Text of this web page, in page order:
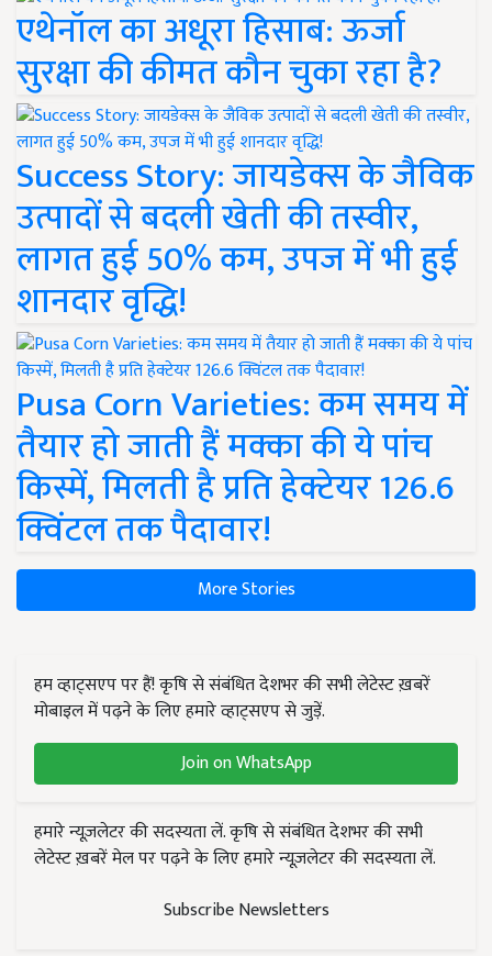
एथेनॉल का अधूरा हिसाब: ऊर्जा
सुरक्षा की कीमत कौन चुका रहा है?
Success Story: जायडेक्स के जैविक
उत्पादों से बदली खेती की तस्वीर,
लागत हुई 50% कम, उपज में भी हुई
शानदार वृद्धि!
Pusa Corn Varieties: कम समय में
तैयार हो जाती हैं मक्का की ये पांच
किस्में, मिलती है प्रति हेक्टेयर 126.6
क्विंटल तक पैदावार!
More Stories
हम व्हाट्सएप पर हैं! कृषि से संबंधित देशभर की सभी लेटेस्ट ख़बरें
मोबाइल में पढ़ने के लिए हमारे व्हाट्सएप से जुड़ें.
Join on WhatsApp
हमारे न्यूज़लेटर की सदस्यता लें. कृषि से संबंधित देशभर की सभी
लेटेस्ट ख़बरें मेल पर पढ़ने के लिए हमारे न्यूज़लेटर की सदस्यता लें.
Subscribe Newsletters